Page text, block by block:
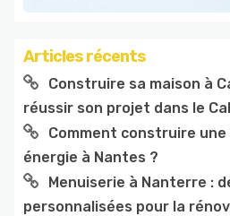
Articles récents
Construire sa maison à
réussir son projet dans le
Comment construire une
énergie à Nantes ?
Menuiserie à Nanterre :
personnalisées pour la